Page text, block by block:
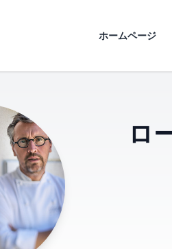
ホームページ
ロ